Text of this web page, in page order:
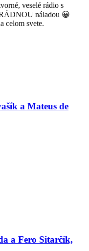
veselé rádio s
náladou 😀
celom svete.
a Mateus de
a Fero Sitarčík,